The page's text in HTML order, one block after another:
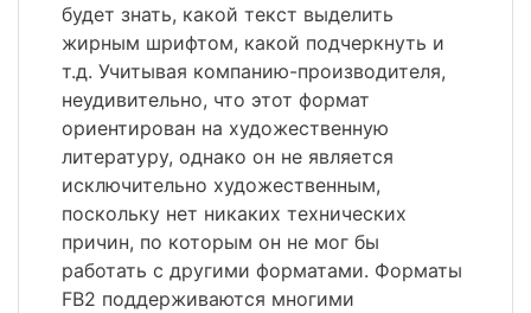
будет знать, какой текст выделить
жирным шрифтом, какой подчеркнуть и
т.д. Учитывая компанию-производителя,
неудивительно, что этот формат
ориентирован на художественную
литературу, однако он не является
исключительно художественным,
поскольку нет никаких технических
причин, по которым он не мог бы
работать с другими форматами. Форматы
FB2 поддерживаются многими